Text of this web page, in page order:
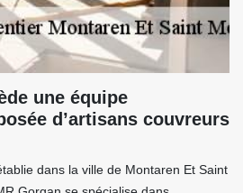
une équipe
d’artisans couvreurs
dans la ville de Montaren Et Saint